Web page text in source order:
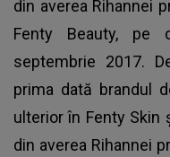
din averea Rihannei
Fenty Beauty, pe
septembrie 2017.
prima dată brandul
ulterior în Fenty Skin
din averea Rihannei